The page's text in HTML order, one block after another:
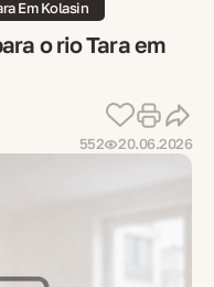
Em Kolasin
o rio Tara em
552 20.06.2026